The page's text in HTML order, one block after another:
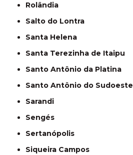
Rolândia
Salto do Lontra
Santa Helena
Santa Terezinha de Itaipu
Santo Antônio da Platina
Santo Antônio do Sudoeste
Sarandi
Sengés
Sertanópolis
Siqueira Campos